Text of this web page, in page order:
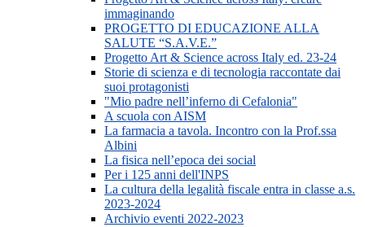
immaginando
PROGETTO DI EDUCAZIONE ALLA
SALUTE “S.A.V.E.”
Progetto Art & Science across Italy ed. 23-24
Storie di scienza e di tecnologia raccontate dai
suoi protagonisti
"Mio padre nell’inferno di Cefalonia"
A scuola con AISM
La farmacia a tavola. Incontro con la Prof.ssa
Albini
La fisica nell’epoca dei social
Per i 125 anni dell'INPS
La cultura della legalità fiscale entra in classe a.s.
2023-2024
Archivio eventi 2022-2023